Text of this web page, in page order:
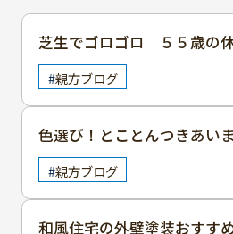
芝生でゴロゴロ ５５歳の
親方ブログ
色選び！とことんつきあい
親方ブログ
和風住宅の外壁塗装おすす